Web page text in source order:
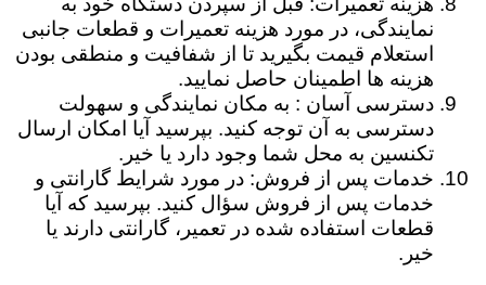
نمایندگی، در مورد هزینه تعمیرات و قطعات جانبی
استعلام قیمت بگیرید تا از شفافیت و منطقی بودن
هزینه ها اطمینان حاصل نمایید.
دسترسی آسان : به مکان نمایندگی و سهولت
دسترسی به آن توجه کنید. بپرسید آیا امکان ارسال
تکنسین به محل شما وجود دارد یا خیر.
خدمات پس از فروش: در مورد شرایط گارانتی و
خدمات پس از فروش سؤال کنید. بپرسید که آیا
قطعات استفاده شده در تعمیر، گارانتی دارند یا
خیر.